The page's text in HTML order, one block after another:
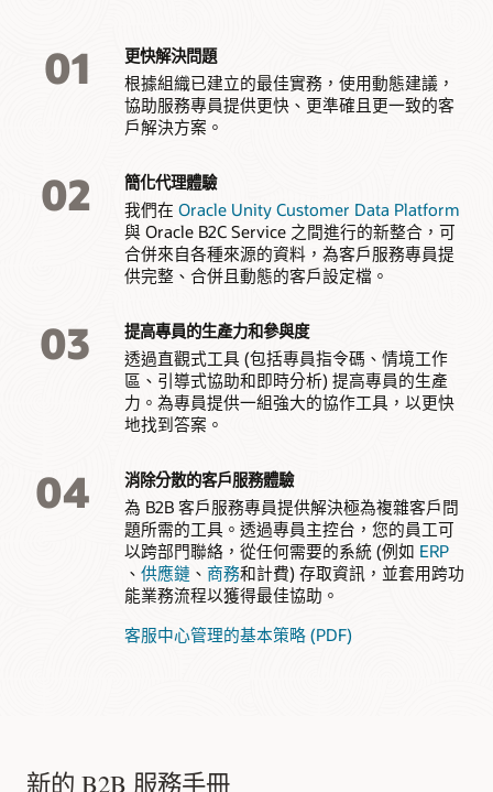
嵌入決策自動化功能，以及 AI 產生的知識文章建議和擴展最佳
實務的次佳行動，強制執行業務規則，並引導專員提供一致的
服務成果。
指派任務。根據類似使用者、案例和情況的規則和模式，後續
步驟的相關建議有助於確保一致性和整合的流程自動化，並支
援可能需要許多步驟或來自其他系統的長期執行複雜情況。
跨數位通路的一致個人化互動
聊天、行動、Web 和協作工具，例如 Slack 和 Microsoft
Teams，讓組織、公司或政府部門有必要的資料來處理其特
定、獨特的情況。
安全性與可見性
從每個客戶和公民互動以及代表他們採取的每個行動收集資
個公民或客戶的獨特情況並解決問題。透過與相關人員 (例如家
庭成員、其他員工和其他案例) 的關係，快速提供客戶或公民案
例關鍵方面的 360 度檢視。
擷取客戶意見回饋
建立並發布調查，在客服中心互動後主動收集客戶意見回饋，
以更深入瞭解並改善服務互動。將客戶情緒分類為特定類別，
並快速識別潛在的不滿意客戶以立即採取行動或進行後續追
01 更快解決問題
根據組織已建立的最佳實務，使用動態建議，
協助服務專員提供更快、更準確且更一致的客
戶解決方案。
02 簡化代理體驗
我們在 Oracle Unity Customer Data Platform
與 Oracle B2C Service 之間進行的新整合，可
合併來自各種來源的資料，為客戶服務專員提
供完整、合併且動態的客戶設定檔。
03 提高專員的生產力和參與度
透過直觀式工具 (包括專員指令碼、情境工作
區、引導式協助和即時分析) 提高專員的生產
力。為專員提供一組強大的協作工具，以更快
地找到答案。
04 消除分散的客戶服務體驗
為 B2B 客戶服務專員提供解決極為複雜客戶問
題所需的工具。透過專員主控台，您的員工可
以跨部門聯絡，從任何需要的系統 (例如 ERP
、 供應鏈 、 商務和計費) 存取資訊，並套用跨功
能業務流程以獲得最佳協助。
客服中心管理的基本策略 (PDF)
新的 B2B 服務手冊